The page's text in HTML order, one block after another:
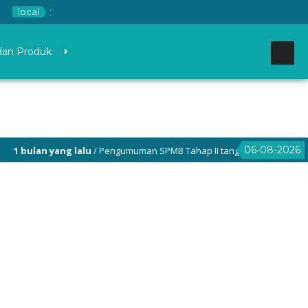
local :
Produk
06-08-2026
1 bulan yang lalu/ Pengumuman SPMB Tahap II tanggal 26 Juni 2026